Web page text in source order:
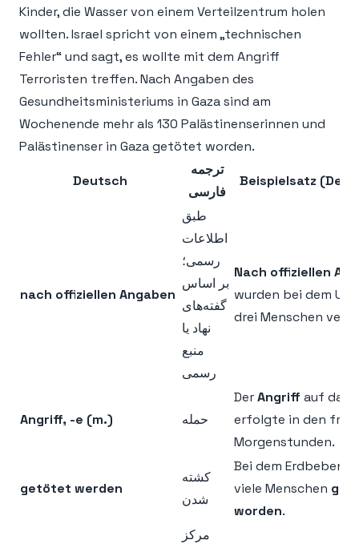
Kinder, die Wasser von einem Verteilzentrum holen
wollten. Israel spricht von einem „technischen
Fehler“ und sagt, es wollte mit dem Angriff
Terroristen treffen. Nach Angaben des
Gesundheitsministeriums in Gaza sind am
Wochenende mehr als 130 Palästinenserinnen und
Palästinenser in Gaza getötet worden.
Deutsch
ترجمه
فارسی
Beispielsatz
nach offiziellen Angaben
طبق
اطلاعات
رسمی؛
بر اساس
گفته‌های
نهاد یا
منبع
رسمی
Nach offiziellen
wurden bei dem
drei Menschen
Angriff, -e (m.) حمله
DerAngriff auf das
erfolgte in den
Morgenstunden.
getötet werden
کشته
شدن
Bei dem Erdbeben
viele Menschen
worden.
مرکز